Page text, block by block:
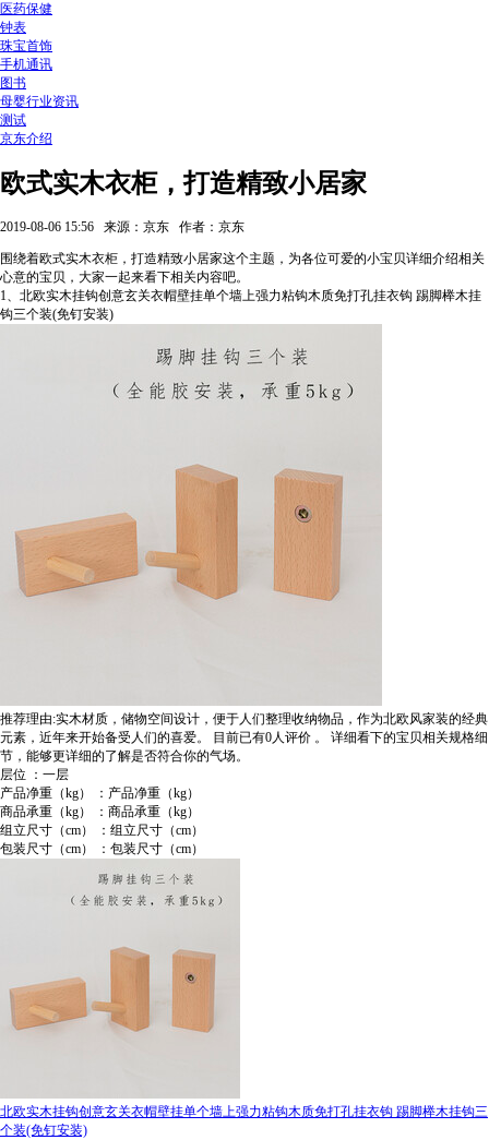
医药保健
钟表
珠宝首饰
手机通讯
图书
母婴行业资讯
测试
京东介绍
欧式实木衣柜，打造精致小居家
2019-08-06 15:56 来源：京东 作者：京东
围绕着欧式实木衣柜，打造精致小居家这个主题，为各位可爱的小宝贝详细介绍相关
心意的宝贝，大家一起来看下相关内容吧。
1、北欧实木挂钩创意玄关衣帽壁挂单个墙上强力粘钩木质免打孔挂衣钩 踢脚榉木挂
钩三个装(免钉安装)
推荐理由:实木材质，储物空间设计，便于人们整理收纳物品，作为北欧风家装的经典
元素，近年来开始备受人们的喜爱。
目前已有0人评价 。
详细看下的宝贝相关规格细
节，能够更详细的了解是否符合你的气场。
层位 ：一层
产品净重（kg） ：产品净重（kg）
商品承重（kg） ：商品承重（kg）
组立尺寸（cm） ：组立尺寸（cm）
包装尺寸（cm） ：包装尺寸（cm）
北欧实木挂钩创意玄关衣帽壁挂单个墙上强力粘钩木质免打孔挂衣钩 踢脚榉木挂钩三
个装(免钉安装)